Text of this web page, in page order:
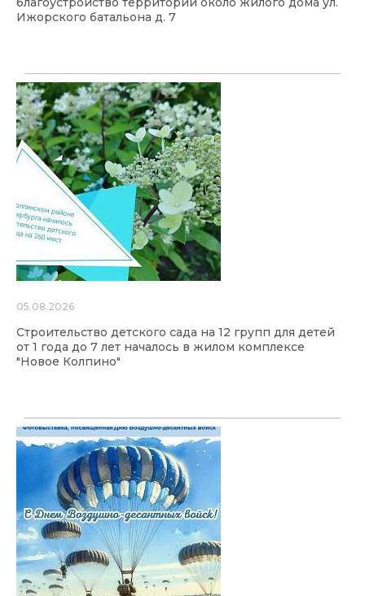
Ижорского батальона д. 7
05.08.2026
Строительство детского сада на 12 групп для детей
от 1 года до 7 лет началось в жилом комплексе
"Новое Колпино"